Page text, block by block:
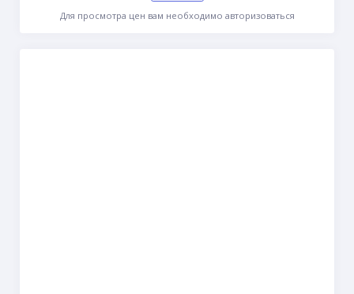
Для просмотра цен вам необходимо авторизоваться